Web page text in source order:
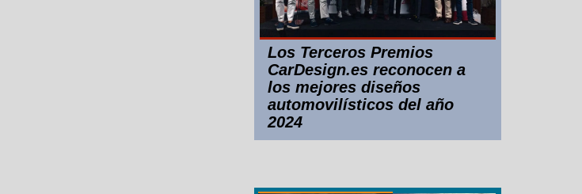
Los Terceros Premios
CarDesign.es reconocen a
los mejores diseños
automovilísticos del año
2024